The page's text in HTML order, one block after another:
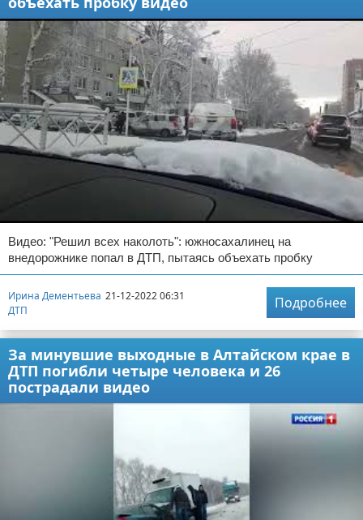
Видео: "Решил всех наколоть": южносахалинец на
внедорожнике попал в ДТП, пытаясь объехать пробку
Ирина Дементьева 21-12-2022 06:31
ДТП
Подробнее
За минувшие выходные в Алтайском крае в
ДТП погибли четыре человека и 26
пострадали видео